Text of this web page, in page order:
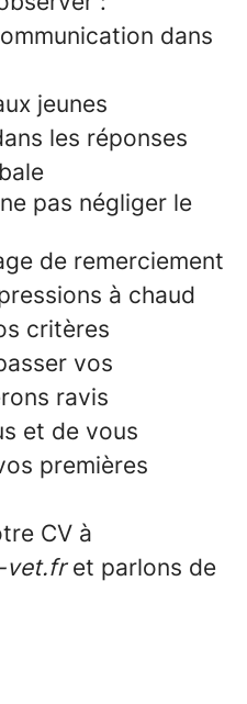
dans
jeunes
les réponses
pas négliger le
de remerciement
à chaud
critères
vos
ravis
et de vous
premières
CV à
vet.fret parlons de